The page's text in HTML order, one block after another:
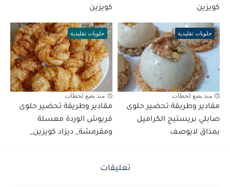
كويزين
كويزين
حلويات تقليدية
منذ بضع لحظات
مقادير وطريقة تحضير حلوى
صابلي بريستيج الكراميل
بمذاق لايوصف
حلويات تقليدية
منذ بضع لحظات
مقادير وطريقة تحضير حلوى
قريوش الوردة معسلة
ومقرمشة_ ديزاد كويزين_
تعليقات